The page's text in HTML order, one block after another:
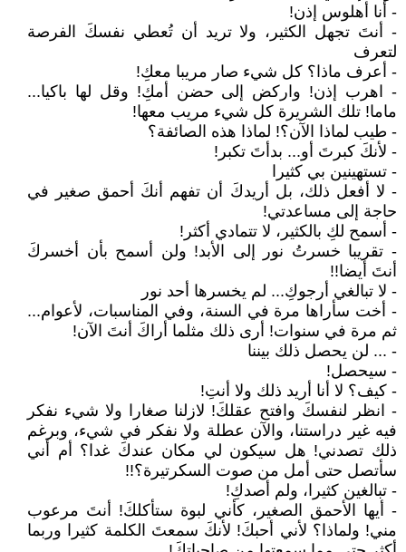
- أنا أهلوس إذن!
- أنتَ تجهل الكثير، ولا تريد أن تُعطي نفسكَ الفرصة
لتعرف
- أعرف ماذا؟ كل شيء صار مريبا معكِ!
- اهرب إذن! واركض إلى حضن أمكِ! وقل لها باكيا...
ماما! تلك الشريرة كل شيء مريب معها!
- طيب لماذا الآن؟! لماذا هذه الصائفة؟
- لأنكَ كبرتَ أو... بدأتَ تكبر!
- تستهينين بي كثيرا
- لا أفعل ذلك، بل أريدكَ أن تفهم أنكَ أحمق صغير في
حاجة إلى مساعدتي!
- أسمح لكِ بالكثير، لا تتمادي أكثر!
- تقريبا خسرتُ نور إلى الأبد! ولن أسمح بأن أخسركَ
أنتَ أيضا!!
- لا تبالغي أرجوكِ... لم يخسرها أحد نور
- أخت سأراها مرة في السنة، وفي المناسبات، لأعوام...
ثم مرة في سنوات! أرى ذلك مثلما أراكَ أنتَ الآن!
- ... لن يحصل ذلك بيننا
- سيحصل!
- كيف؟ لا أنا أريد ذلك ولا أنتِ!
- انظر لنفسكَ وافتح عقلكَ! لازلنا صغارا ولا شيء نفكر
فيه غير دراستنا، والآن عطلة ولا نفكر في شيء، وبرغم
ذلك تصدني! هل سيكون لي مكان عندكَ غدا؟ أم أني
سأتصل حتى أمل من صوت السكرتيرة؟!!
- تبالغين كثيرا، ولم أصدكِ!
- أيها الأحمق الصغير، كأني لبوة ستأكلكَ! أنتَ مرعوب
مني! ولماذا؟ لأني أحبكَ! لأنكَ سمعتَ الكلمة كثيرا وربما